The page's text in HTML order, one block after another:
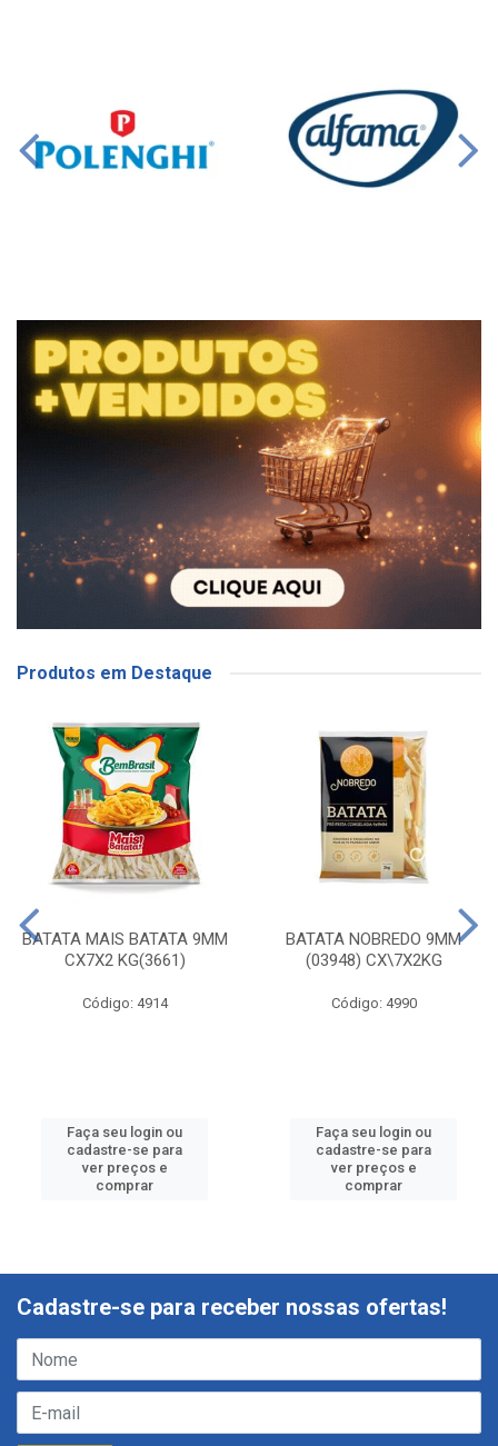
Produtos em Destaque
BATATA MAIS BATATA 9MM
CX7X2 KG(3661)
Código: 4914
Faça seu login ou
cadastre-se para
ver preços e
comprar
BATATA NOBREDO 9MM
(03948) CX\7X2KG
Código: 4990
Faça seu login ou
cadastre-se para
ver preços e
comprar
Cadastre-se para receber nossas ofertas!